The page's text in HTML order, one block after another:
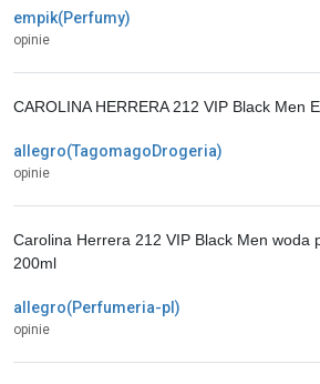
empik(Perfumy)
opinie
allegro(TagomagoDrogeria)
opinie
CAROLINA HERRERA 212 VIP Black Men
allegro(Perfumeria-pl)
opinie
Carolina Herrera 212 VIP Black Men woda
200ml